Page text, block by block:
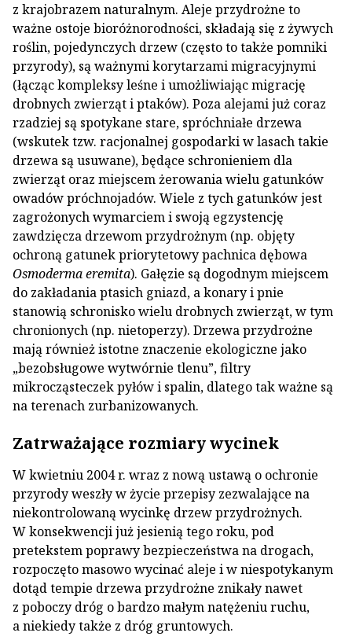
z krajobrazem naturalnym. Aleje przydrożne to
ważne ostoje bioróżnorodności, składają się z żywych
roślin, pojedynczych drzew (często to także pomniki
przyrody), są ważnymi korytarzami migracyjnymi
(łącząc kompleksy leśne i umożliwiając migrację
drobnych zwierząt i ptaków). Poza alejami już coraz
rzadziej są spotykane stare, spróchniałe drzewa
(wskutek tzw. racjonalnej gospodarki w lasach takie
drzewa są usuwane), będące schronieniem dla
zwierząt oraz miejscem żerowania wielu gatunków
owadów próchnojadów. Wiele z tych gatunków jest
zagrożonych wymarciem i swoją egzystencję
zawdzięcza drzewom przydrożnym (np. objęty
ochroną gatunek priorytetowy pachnica dębowa
Osmoderma eremita). Gałęzie są dogodnym miejscem
do zakładania ptasich gniazd, a konary i pnie
stanowią schronisko wielu drobnych zwierząt, w tym
chronionych (np. nietoperzy). Drzewa przydrożne
mają również istotne znaczenie ekologiczne jako
„bezobsługowe wytwórnie tlenu”, filtry
mikrocząsteczek pyłów i spalin, dlatego tak ważne są
na terenach zurbanizowanych.
Zatrważające rozmiary wycinek
W kwietniu 2004 r. wraz z nową ustawą o ochronie
przyrody weszły w życie przepisy zezwalające na
niekontrolowaną wycinkę drzew przydrożnych.
W konsekwencji już jesienią tego roku, pod
pretekstem poprawy bezpieczeństwa na drogach,
rozpoczęto masowo wycinać aleje i w niespotykanym
dotąd tempie drzewa przydrożne znikały nawet
z poboczy dróg o bardzo małym natężeniu ruchu,
a niekiedy także z dróg gruntowych.